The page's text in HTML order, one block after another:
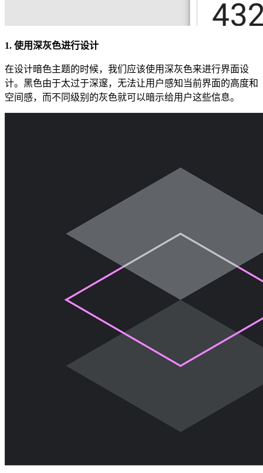
1. 使用深灰色进行设计
在设计暗色主题的时候，我们应该使用深灰色来进行界面设
计。黑色由于太过于深邃，无法让用户感知当前界面的高度和
空间感，而不同级别的灰色就可以暗示给用户这些信息。